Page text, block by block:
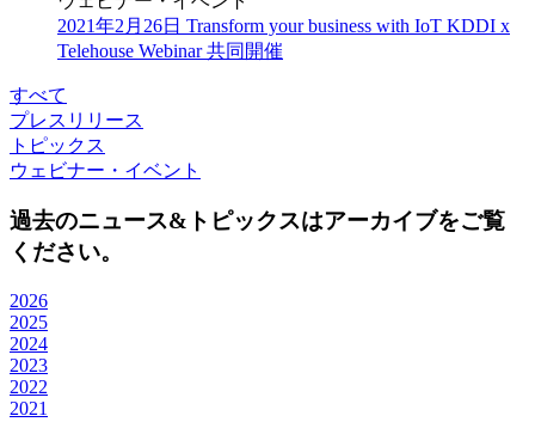
2021年2月26日 Transform your business with IoT KDDI x
Telehouse Webinar 共同開催
すべて
プレスリリース
トピックス
ウェビナー・イベント
過去のニュース&トピックスはアーカイブをご覧
ください。
2026
2025
2024
2023
2022
2021